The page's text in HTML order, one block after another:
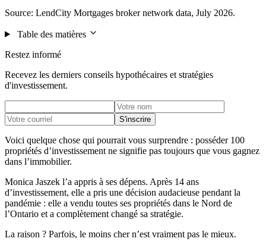
Source: LendCity Mortgages broker network data, July 2026.
Table des matières
Restez informé
Recevez les derniers conseils hypothécaires et stratégies
d'investissement.
S'inscrire
Voici quelque chose qui pourrait vous surprendre : posséder 100
propriétés d’investissement ne signifie pas toujours que vous gagnez
dans l’immobilier.
Monica Jaszek l’a appris à ses dépens. Après 14 ans
d’investissement, elle a pris une décision audacieuse pendant la
pandémie : elle a vendu toutes ses propriétés dans le Nord de
l’Ontario et a complètement changé sa stratégie.
La raison ? Parfois, le moins cher n’est vraiment pas le mieux.